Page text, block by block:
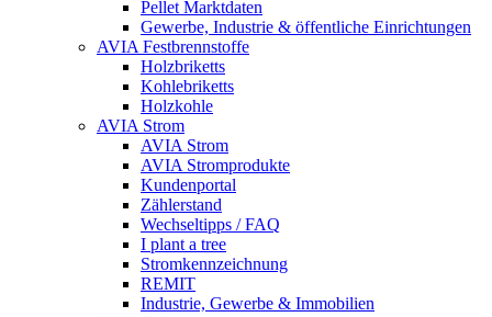
Pellet Marktdaten
Gewerbe, Industrie & öffentliche Einrichtungen
AVIA Festbrennstoffe
Holzbriketts
Kohlebriketts
Holzkohle
AVIA Strom
AVIA Strom
AVIA Stromprodukte
Kundenportal
Zählerstand
Wechseltipps / FAQ
I plant a tree
Stromkennzeichnung
REMIT
Industrie, Gewerbe & Immobilien